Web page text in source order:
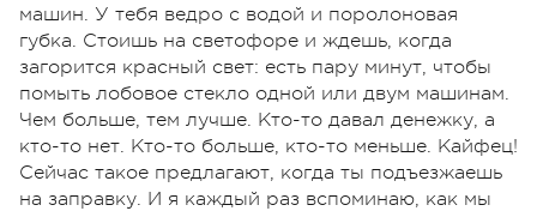
машин. У тебя ведро с водой и поролоновая
губка. Стоишь на светофоре и ждешь, когда
загорится красный свет: есть пару минут, чтобы
помыть лобовое стекло одной или двум машинам.
Чем больше, тем лучше. Кто-то давал денежку, а
кто-то нет. Кто-то больше, кто-то меньше. Кайфец!
Сейчас такое предлагают, когда ты подъезжаешь
на заправку. И я каждый раз вспоминаю, как мы